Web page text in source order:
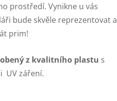
prostředí. Vynikne u vás
bude skvěle reprezentovat a
prim!
z kvalitního plastu s
UV záření.